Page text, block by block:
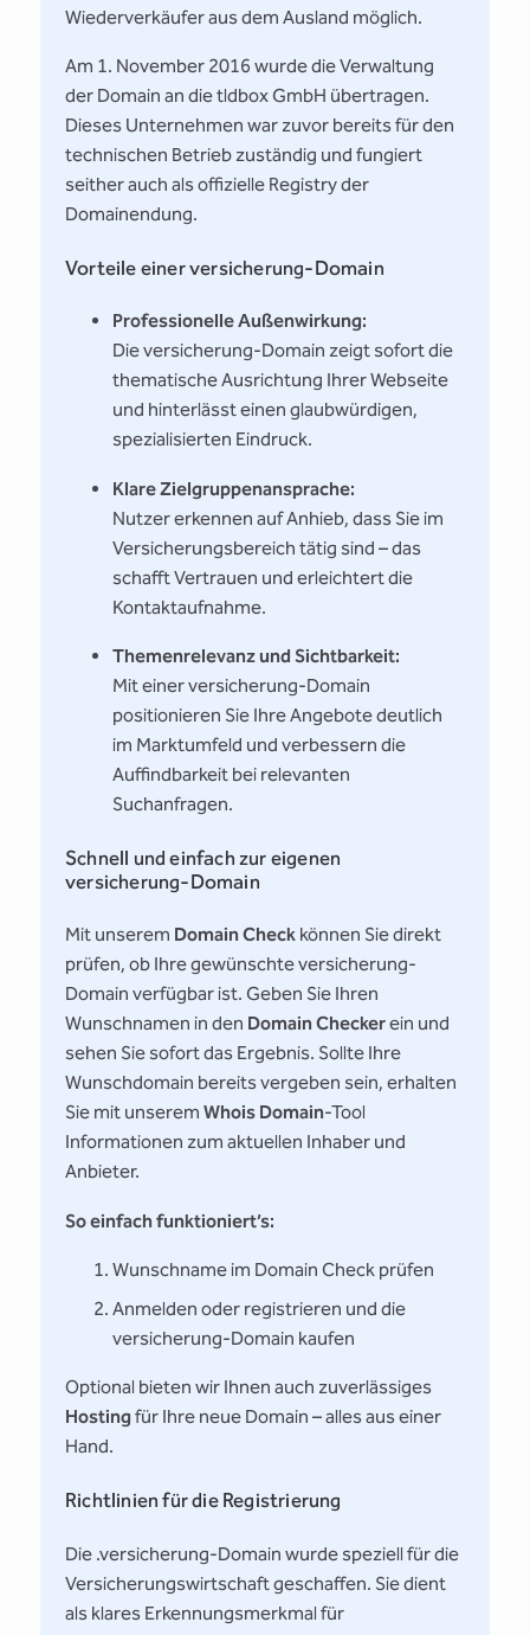
Wiederverkäufer aus dem Ausland möglich.
Am 1. November 2016 wurde die Verwaltung
der Domain an die tldbox GmbH übertragen.
Dieses Unternehmen war zuvor bereits für den
technischen Betrieb zuständig und fungiert
seither auch als offizielle Registry der
Domainendung.
Vorteile einer versicherung-Domain
Professionelle Außenwirkung:
Die versicherung-Domain zeigt sofort die
thematische Ausrichtung Ihrer Webseite
und hinterlässt einen glaubwürdigen,
spezialisierten Eindruck.
Klare Zielgruppenansprache:
Nutzer erkennen auf Anhieb, dass Sie im
Versicherungsbereich tätig sind – das
schafft Vertrauen und erleichtert die
Kontaktaufnahme.
Themenrelevanz und Sichtbarkeit:
Mit einer versicherung-Domain
positionieren Sie Ihre Angebote deutlich
im Marktumfeld und verbessern die
Auffindbarkeit bei relevanten
Suchanfragen.
Schnell und einfach zur eigenen
versicherung-Domain
Mit unserem Domain Checkkönnen Sie direkt
prüfen, ob Ihre gewünschte versicherung-
Domain verfügbar ist. Geben Sie Ihren
Wunschnamen in den Domain Checkerein und
sehen Sie sofort das Ergebnis. Sollte Ihre
Wunschdomain bereits vergeben sein, erhalten
Sie mit unserem Whois Domain-Tool
Informationen zum aktuellen Inhaber und
Anbieter.
So einfach funktioniert’s:
Wunschname im Domain Check prüfen
Anmelden oder registrieren und die
versicherung-Domain kaufen
Optional bieten wir Ihnen auch zuverlässiges
Hosting für Ihre neue Domain – alles aus einer
Hand.
Richtlinien für die Registrierung
Die .versicherung-Domain wurde speziell für die
Versicherungswirtschaft geschaffen. Sie dient
als klares Erkennungsmerkmal für